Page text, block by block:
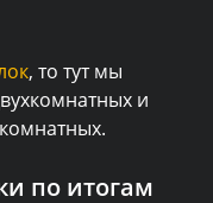
, то тут мы
и
по итогам